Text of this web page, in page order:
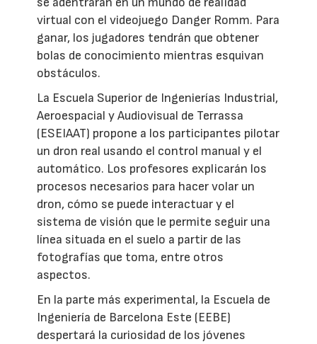
virtual con el videojuego Danger Romm. Para
ganar, los jugadores tendrán que obtener
bolas de conocimiento mientras esquivan
obstáculos.
La Escuela Superior de Ingenierías Industrial,
Aeroespacial y Audiovisual de Terrassa
(ESEIAAT) propone a los participantes pilotar
un dron real usando el control manual y el
automático. Los profesores explicarán los
procesos necesarios para hacer volar un
dron, cómo se puede interactuar y el
sistema de visión que le permite seguir una
línea situada en el suelo a partir de las
fotografías que toma, entre otros
aspectos.
En la parte más experimental, la Escuela de
Ingeniería de Barcelona Este (EEBE)
despertará la curiosidad de los jóvenes